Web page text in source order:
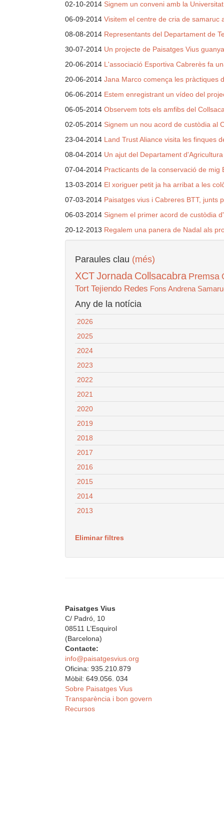
02-10-2014 Signem un conveni amb la
06-09-2014 Visitem el centre de cria de samaruc
08-08-2014 Representants del Departament de
30-07-2014 Un projecte de Paisatges Vius
20-06-2014 L'associació Esportiva Cabrerès fa
20-06-2014 Jana Marco comença les pràctiques
06-06-2014 Estem enregistrant un vídeo del
06-05-2014 Observem tots els amfibs del
02-05-2014 Signem un nou acord de custòdia al
23-04-2014 Land Trust Aliance visita les finques
08-04-2014 Un ajut del Departament
07-04-2014 Practicants de la conservació de
13-03-2014 El xoriguer petit ja ha arribat a les
07-03-2014 Paisatges vius i Cabreres BTT, junts
06-03-2014 Signem el primer acord de custòdia
20-12-2013 Regalem una panera de Nadal als
Paraules clau (més)
XCTJornada Collsacabra Premsa
Tort Tejiendo Redes Fons Andrena
Any de la notícia
2026
2025
2024
2023
2022
2021
2020
2019
2018
2017
2016
2015
2014
2013
Eliminar filtres
Paisatges Vius
C/ Padró, 10
08511 L’Esquirol
(Barcelona)
Contacte:
info@paisatgesvius.org
Oficina: 935.210.879
Mòbil: 649.056. 034
Sobre Paisatges Vius
Transparència i bon govern
Recursos